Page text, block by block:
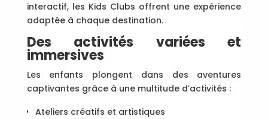
interactif, les Kids Clubs offrent une expérience
adaptée à chaque destination.
Des activités variées et
immersives
Les enfants plongent dans des aventures
captivantes grâce à une multitude d’activités :
Ateliers créatifs et artistiques